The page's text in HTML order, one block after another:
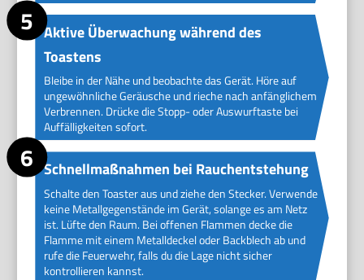
Aktive Überwachung während des
Toastens
Bleibe in der Nähe und beobachte das Gerät. Höre auf
ungewöhnliche Geräusche und rieche nach anfänglichem
Verbrennen. Drücke die Stopp- oder Auswurftaste bei
Auffälligkeiten sofort.
Schnellmaßnahmen bei Rauchentstehung
Schalte den Toaster aus und ziehe den Stecker. Verwende
keine Metallgegenstände im Gerät, solange es am Netz
ist. Lüfte den Raum. Bei offenen Flammen decke die
Flamme mit einem Metalldeckel oder Backblech ab und
rufe die Feuerwehr, falls du die Lage nicht sicher
kontrollieren kannst.